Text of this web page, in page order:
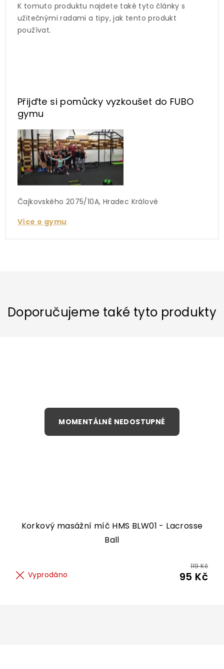
K tomuto produktu najdete také tyto články s
užitečnými radami a tipy, jak tento produkt
používat.
Přijďte si pomůcky vyzkoušet do FUBO
gymu
Čajkovského 2075/10A, Hradec Králové
Více o gymu
Doporučujeme také tyto produkty
Korkový masážní míč HMS BLW01 - Lacrosse
Ball
Vyprodáno
119 Kč
95 Kč